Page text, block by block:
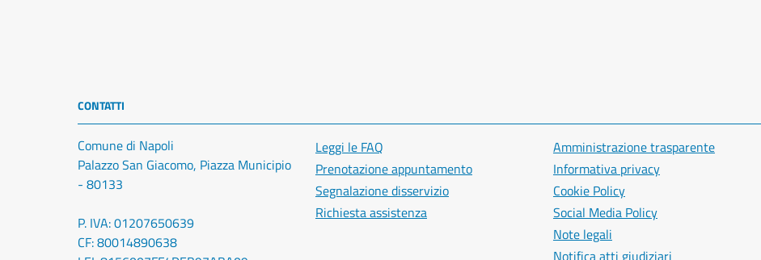
CONTATTI
Comune di Napoli
Palazzo San Giacomo, Piazza Municipio
- 80133
P. IVA: 01207650639
CF: 80014890638
Leggi le FAQ
Prenotazione appuntamento
Segnalazione disservizio
Richiesta assistenza
Amministrazione trasparente
Informativa privacy
Cookie Policy
Social Media Policy
Note legali